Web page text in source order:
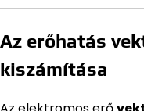
Az erőhatás
kiszámítása